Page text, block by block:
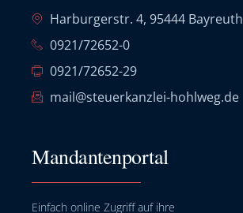
Harburgerstr. 4, 95444 Bayreuth
0921/72652-0
0921/72652-29
mail@steuerkanzlei-hohlweg.de
Mandantenportal
Einfach online Zugriff auf ihre